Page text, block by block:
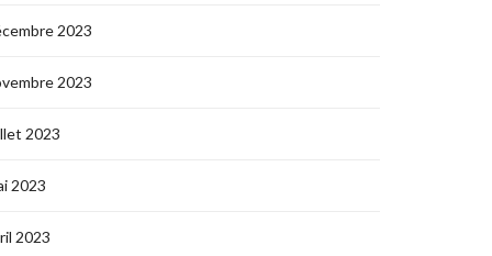
2023
2023
2023
2023
2023